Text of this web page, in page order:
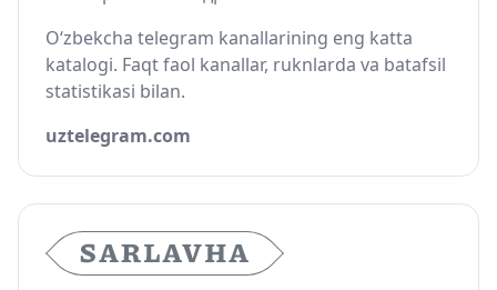
O‘zbekcha telegram kanallarining eng katta
katalogi. Faqt faol kanallar, ruknlarda va batafsil
statistikasi bilan.
uztelegram.com